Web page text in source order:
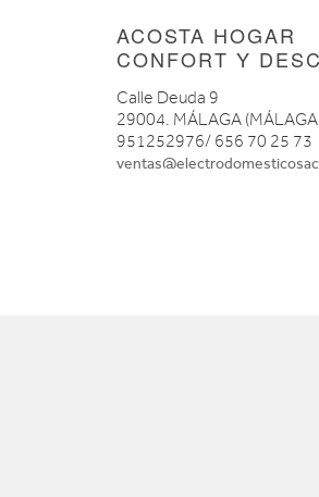
ACOSTA HOGAR
CONFORT Y
Calle Deuda 9
29004. MÁLAGA
951252976/ 656 70 25 73